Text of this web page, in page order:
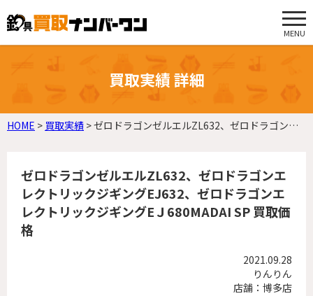
MENU
買取実績 詳細
HOME > 買取実績 >ゼロドラゴンゼルエルZL632、ゼロドラゴンエレクトリックジギングEJ632、ゼロドラゴンエレクトリックジギングEＪ680MADAI SP 買取価格
ゼロドラゴンゼルエルZL632、ゼロドラゴンエ
レクトリックジギングEJ632、ゼロドラゴンエ
レクトリックジギングEＪ680MADAI SP 買取価
格
2021.09.28
りんりん
店舗：博多店